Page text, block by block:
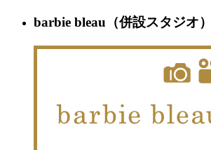
barbie bleau（併設スタジオ）